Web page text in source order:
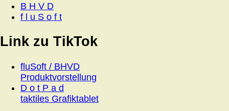
B H V D
f l u S o f t
Link zu TikTok
fluSoft / BHVD
Produktvorstellung
D o t P a d
taktiles Grafiktablet